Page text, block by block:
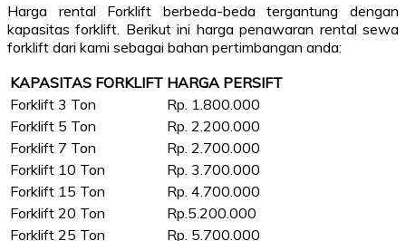
Harga rental Forklift berbeda-beda tergantung dengan
kapasitas forklift. Berikut ini harga penawaran rental sewa
forklift dari kami sebagai bahan pertimbangan anda:
KAPASITAS FORKLIFT HARGA PERSIFT
Forklift 3 Ton
Rp. 1.800.000
Forklift 5 Ton
Rp. 2.200.000
Forklift 7 Ton
Rp. 2.700.000
Forklift 10 Ton
Rp. 3.700.000
Forklift 15 Ton
Rp. 4.700.000
Forklift 20 Ton
Rp.5.200.000
Forklift 25 Ton
Rp. 5.700.000